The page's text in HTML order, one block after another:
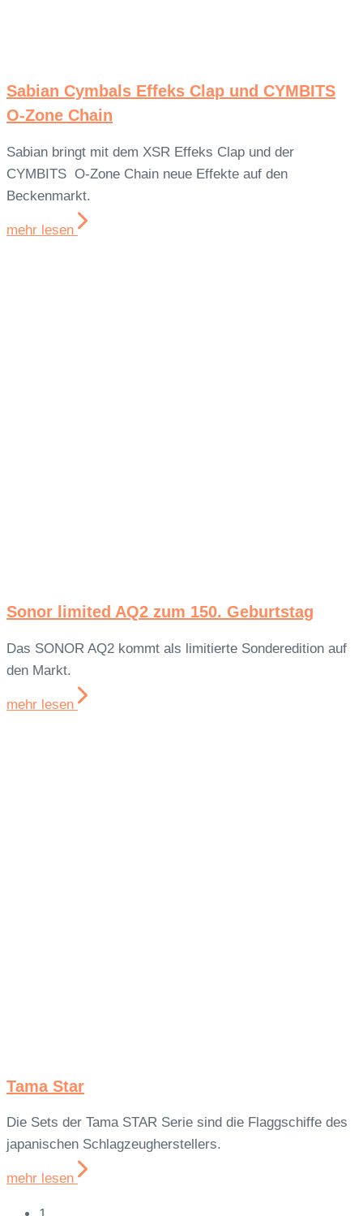
Sabian Cymbals Effeks Clap und CYMBITS
O-Zone Chain
Sabian bringt mit dem XSR Effeks Clap und der
CYMBITS O-Zone Chain neue Effekte auf den
Beckenmarkt.
mehr lesen
Sonor limited AQ2 zum 150. Geburtstag
Das SONOR AQ2 kommt als limitierte Sonderedition auf
den Markt.
mehr lesen
Tama Star
Die Sets der Tama STAR Serie sind die Flaggschiffe des
japanischen Schlagzeugherstellers.
mehr lesen